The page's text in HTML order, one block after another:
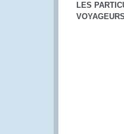
LES
VOYAGEURS